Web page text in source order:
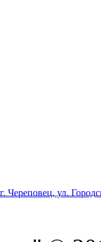
Череповец, ул.